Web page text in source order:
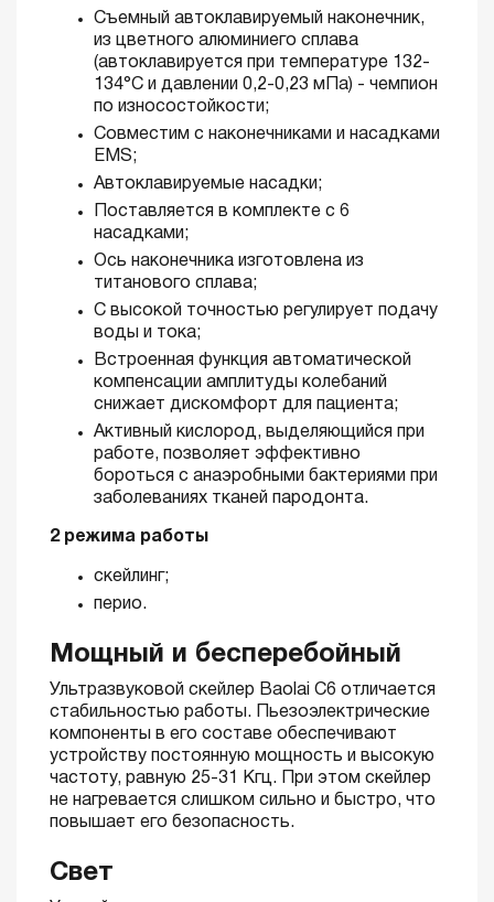
Cъемный автоклавируемый наконечник,
из цветного алюминиего сплава
(автоклавируется при температуре 132-
134°С и давлении 0,2-0,23 мПа) - чемпион
по износостойкости;
Совместим с наконечниками и насадками
EMS;
Автоклавируемые насадки;
Поставляется в комплекте с 6
насадками;
Ось наконечника изготовлена из
титанового сплава;
C высокой точностью регулирует подачу
воды и тока;
Встроенная функция автоматической
компенсации амплитуды колебаний
снижает дискомфорт для пациента;
Активный кислород, выделяющийся при
работе, позволяет эффективно
бороться с анаэробными бактериями при
заболеваниях тканей пародонта.
2 режима работы
скейлинг;
перио.
Мощный и бесперебойный
Ультразвуковой скейлер Baolai C6 отличается
стабильностью работы. Пьезоэлектрические
компоненты в его составе обеспечивают
устройству постоянную мощность и высокую
частоту, равную 25-31 Кгц. При этом скейлер
не нагревается слишком сильно и быстро, что
повышает его безопасность.
Свет